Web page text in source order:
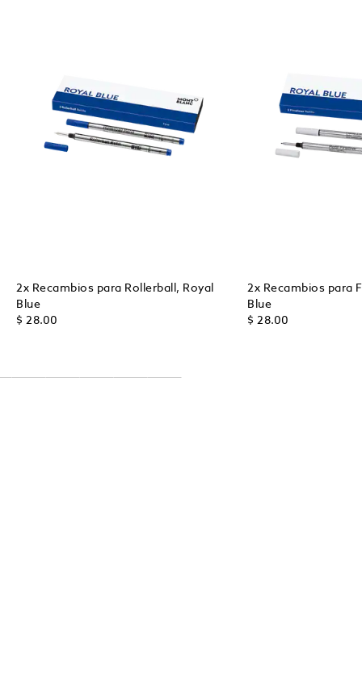
2x Recambios para Rollerball, Royal
Blue
$ 28.00
2x Recambios para
Blue
$ 28.00